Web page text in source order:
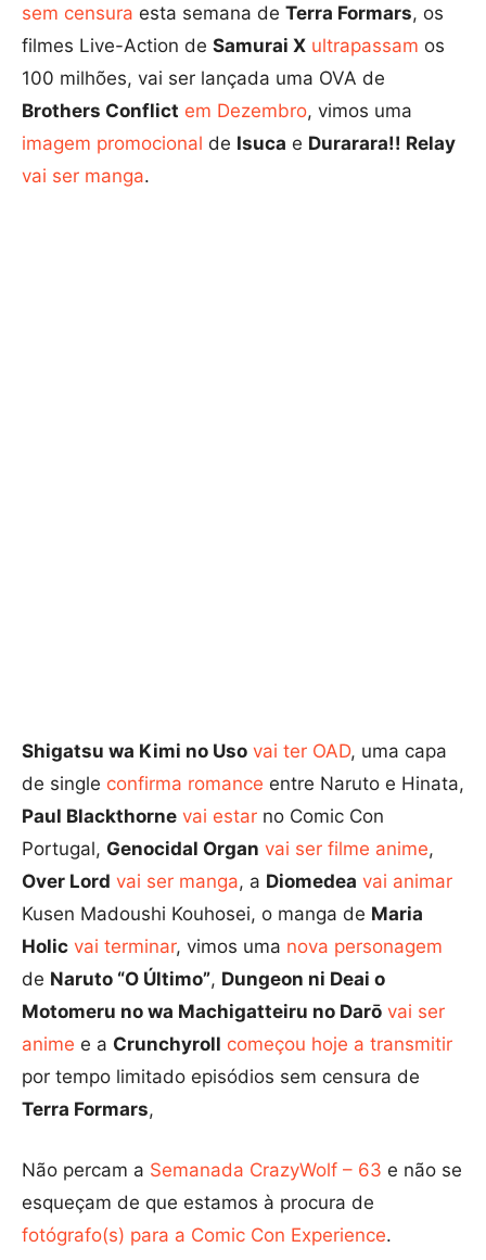
sem censura esta semana de Terra Formars, os
filmes Live-Action de Samurai X ultrapassam os
100 milhões, vai ser lançada uma OVA de
Brothers Conflict em Dezembro, vimos uma
imagem promocional de Isuca e Durarara!! Relay
vai ser manga.
Shigatsu wa Kimi no Uso vai ter OAD, uma capa
de single confirma romance entre Naruto e Hinata,
Paul Blackthorne vai estar no Comic Con
Portugal, Genocidal Organ vai ser filme anime,
Over Lord vai ser manga, a Diomedea vai animar
Kusen Madoushi Kouhosei, o manga de Maria
Holic vai terminar, vimos uma nova personagem
de Naruto “O Último”, Dungeon ni Deai o
Motomeru no wa Machigatteiru no Darō vai ser
anime e a Crunchyroll começou hoje a transmitir
por tempo limitado episódios sem censura de
Terra Formars,
Não percam a Semanada CrazyWolf – 63 e não se
esqueçam de que estamos à procura de
fotógrafo(s) para a Comic Con Experience.